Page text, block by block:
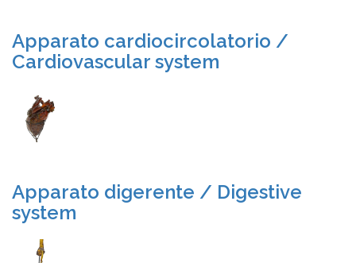
Apparato cardiocircolatorio /
Cardiovascular system
Apparato digerente / Digestive
system